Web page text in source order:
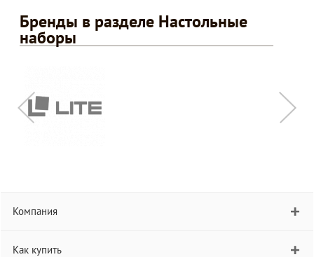
Бренды в разделе Настольные
наборы
Компания
Как купить